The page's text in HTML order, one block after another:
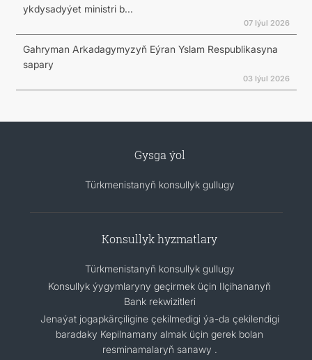
ykdysadyýet ministri b...
07 Iýul 2026
Gahryman Arkadagymyzyň Eýran Yslam Respublikasyna
sapary
03 Iýul 2026
Gysga ýol
Türkmenistanyň konsullyk gullugy
Konsullyk hyzmatlary
Türkmenistanyň konsullyk gullugy
Konsullyk ýygymlaryny geçirmek üçin Ilçihananyň
Bank rekwizitleri
Jenaýat jogapkärçiligine çekilmedigi ýa-da çekilendigi
baradaky Kepilnamany almak üçin gerek bolan
resminamalaryň sanawy .